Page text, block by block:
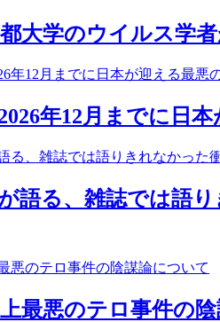
大学のウイルス学者
年12月までに日
語る、雑誌では語
上最悪のテロ事件の